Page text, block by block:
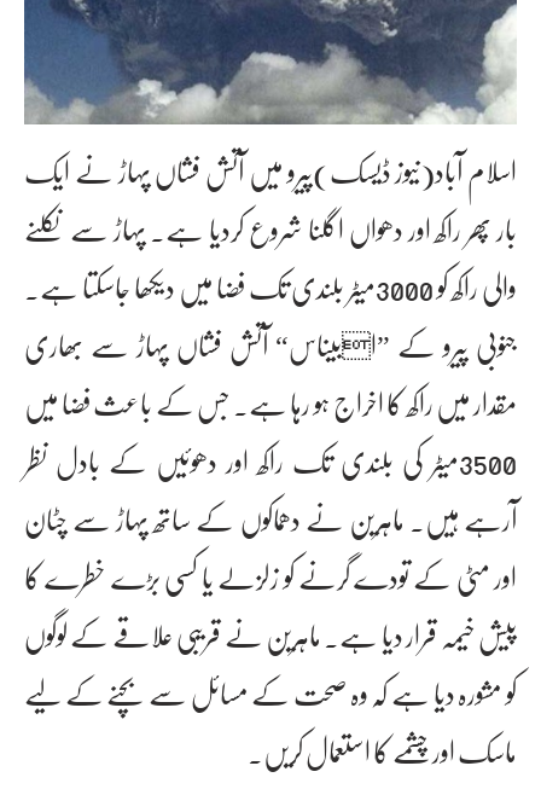
اسلام آباد(نیوز ڈیسک)پیرو میں آتش فشاں پہاڑ نے ایک
بار پھر راکھ اور دھواں اگلنا شروع کردیا ہے۔ پہاڑ سے نکلنے
والی راکھ کو 3000میٹر بلندی تک فضا میں دیکھا جاسکتا ہے۔
جنوبی پیرو کے ”ابیناس“ آتش فشاں پہاڑ سے بھاری
مقدار میں راکھ کا اخراج ہو رہا ہے۔ جس کے باعث فضا میں
3500میٹر کی بلندی تک راکھ اور دھوئیں کے بادل نظر
آرہے ہیں۔ ماہرین نے دھماکوں کے ساتھ پہاڑ سے چٹان
اور مٹی کے تودے گرنے کو زلزلے یا کسی بڑے خطرے کا
پیش خیمہ قرار دیا ہے۔ ماہرین نے قریبی علاقے کے لوگوں
کو مشورہ دیا ہے کہ وہ صحت کے مسائل سے بچنے کے لیے
ماسک اور چشمے کا استعمال کریں۔